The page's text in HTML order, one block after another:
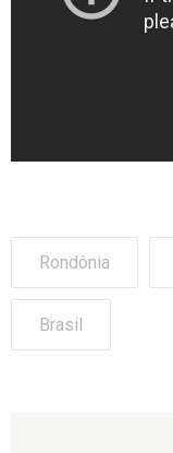
Rondônia
Brasil